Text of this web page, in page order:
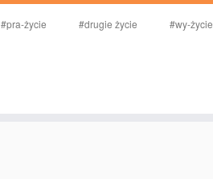
#pra-życie #drugie życie #wy-życie